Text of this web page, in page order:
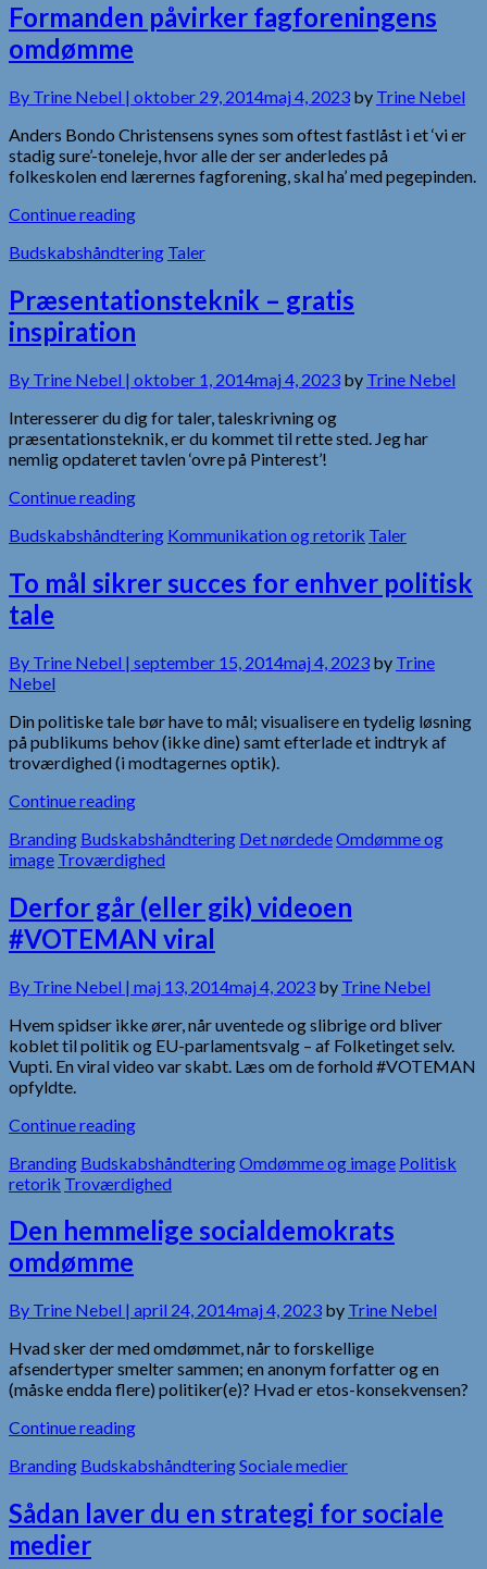
Formanden påvirker fagforeningens
omdømme
By Trine Nebel | oktober 29, 2014maj 4, 2023 by Trine Nebel
Anders Bondo Christensens synes som oftest fastlåst i et ‘vi er
stadig sure’-toneleje, hvor alle der ser anderledes på
folkeskolen end lærernes fagforening, skal ha’ med pegepinden.
Continue reading
Budskabshåndtering Taler
Præsentationsteknik – gratis
inspiration
By Trine Nebel | oktober 1, 2014maj 4, 2023 by Trine Nebel
Interesserer du dig for taler, taleskrivning og
præsentationsteknik, er du kommet til rette sted. Jeg har
nemlig opdateret tavlen ‘ovre på Pinterest’!
Continue reading
Budskabshåndtering Kommunikation og retorik Taler
To mål sikrer succes for enhver politisk
tale
By Trine Nebel | september 15, 2014maj 4, 2023 by Trine
Nebel
Din politiske tale bør have to mål; visualisere en tydelig løsning
på publikums behov (ikke dine) samt efterlade et indtryk af
troværdighed (i modtagernes optik).
Continue reading
Branding Budskabshåndtering Det nørdedeOmdømme og
image Troværdighed
Derfor går (eller gik) videoen
#VOTEMAN viral
By Trine Nebel | maj 13, 2014maj 4, 2023 by Trine Nebel
Hvem spidser ikke ører, når uventede og slibrige ord bliver
koblet til politik og EU-parlamentsvalg – af Folketinget selv.
Vupti. En viral video var skabt. Læs om de forhold #VOTEMAN
opfyldte.
Continue reading
Branding BudskabshåndteringOmdømme og image Politisk
retorik Troværdighed
Den hemmelige socialdemokrats
omdømme
By Trine Nebel | april 24, 2014maj 4, 2023 by Trine Nebel
Hvad sker der med omdømmet, når to forskellige
afsendertyper smelter sammen; en anonym forfatter og en
(måske endda flere) politiker(e)? Hvad er etos-konsekvensen?
Continue reading
Branding BudskabshåndteringSociale medier
Sådan laver du en strategi for sociale
medier